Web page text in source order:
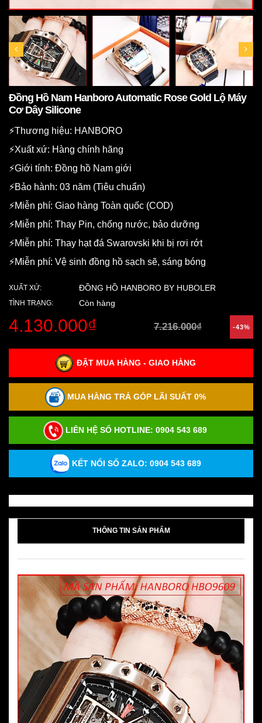
Đồng Hồ Nam Hanboro Automatic Rose Gold Lộ Máy
Cơ Dây Silicone
⚡️Thương hiệu: HANBORO
⚡️Xuất xứ: Hàng chính hãng
⚡️Giới tính: Đồng hồ Nam giới
⚡️Bảo hành: 03 năm (Tiêu chuẩn)
⚡️Miễn phí: Giao hàng Toàn quốc (COD)
⚡️Miễn phí: Thay Pin, chống nước, bảo dưỡng
⚡️Miễn phí: Thay hạt đá Swarovski khi bị rơi rớt
⚡️Miễn phí: Vệ sinh đồng hồ sạch sẽ, sáng bóng
XUẤT XỨ: ĐỒNG HỒ HANBORO BY HUBOLER
TÌNH TRẠNG: Còn hàng
4.130.000₫ 7.216.000₫ -43%
ĐẶT MUA HÀNG - GIAO HÀNG
MUA HÀNG TRẢ GÓP LÃI SUẤT 0%
LIÊN HỆ SỐ HOTLINE: 0904 543 689
KẾT NỐI SỐ ZALO: 0904 543 689
THÔNG TIN SẢN PHẨM